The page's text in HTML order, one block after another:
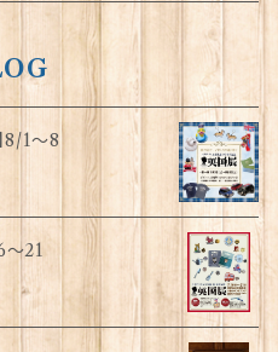
8/1〜8
～21